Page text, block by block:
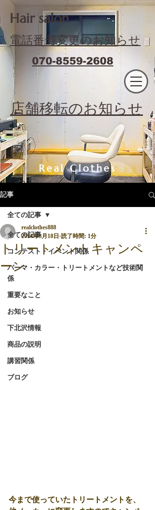
​Hair salon
電話番号変更のお知らせ
070-8559-2608
​店舗移転のお知らせ
Real Clothes
記事
全ての記事
コンテスト・イベント関係
パーマ・カラー・トリートメントなど技術関
係
重要なこと
お知らせ
下北沢情報
商品の説明
講習関係
ブログ
全ての記事
トリートメントキャンペ
ーン
realclothes888
2014年8月18日 読了時間: 1分
今まで使っていたトリートメントを、